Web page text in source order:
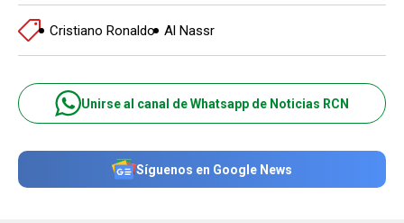
Cristiano Ronaldo Al Nassr
Unirse al canal de Whatsapp de Noticias RCN
Síguenos en Google News